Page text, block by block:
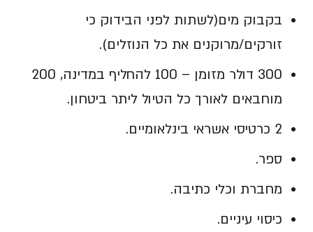
בקבוק מים(לשתות לפני הבידוק כי
זורקים/מרוקנים את כל הנוזלים).
300 דולר מזומן – 100 להחליף במדינה, 200
מוחבאים לאורך כל הטיול ליתר ביטחון.
2 כרטיסי אשראי בינלאומיים.
ספר.
מחברת וכלי כתיבה.
כיסוי עיניים.